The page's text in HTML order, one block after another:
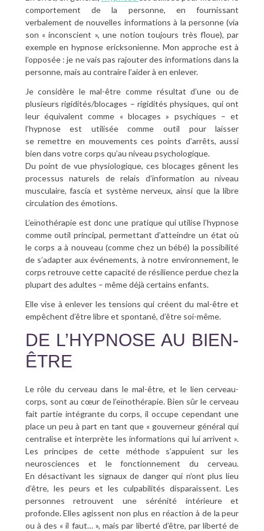
comportement de la personne, en fournissant
verbalement de nouvelles informations à la personne (via
son « inconscient », une notion toujours très floue), par
exemple en hypnose ericksonienne. Mon approche est à
l’opposée : je ne vais pas rajouter des informations dans la
personne, mais au contraire l’aider à en enlever.
Je considère le mal-être comme résultat d’une ou de
plusieurs rigidités/blocages – rigidités physiques, qui ont
leur équivalent comme « blocages » psychiques – et
l’hypnose est utilisée comme outil pour laisser
se remettre en mouvements ces points d’arrêts, aussi
bien dans votre corps qu’au niveau psychologique.
Du point de vue physiologique, ces blocages gênent les
processus naturels de relais d’information au niveau
musculaire, fascia et système nerveux, ainsi que la libre
circulation des émotions.
L’eïnothérapie est donc une pratique qui utilise l’hypnose
comme outil principal, permettant d’atteindre un état où
le corps a à nouveau (comme chez un bébé) la possibilité
de s’adapter aux événements, à notre environnement, le
corps retrouve cette capacité de résilience perdue chez la
plupart des adultes – même déjà certains enfants.
Elle vise à enlever les tensions qui créent du mal-être et
empêchent d’être libre et spontané, d’être soi-même.
DE L’HYPNOSE AU BIEN-
ÊTRE
Le rôle du cerveau dans le mal-être, et le lien cerveau-
corps, sont au cœur de l’eïnothérapie. Bien sûr le cerveau
fait partie intégrante du corps, il occupe cependant une
place un peu à part en tant que « gouverneur général qui
centralise et interprète les informations qui lui arrivent ».
Les principes de cette méthode s’appuient sur les
neurosciences et le fonctionnement du cerveau.
En désactivant les signaux de danger qui n’ont plus lieu
d’être, les peurs et les culpabilités disparaissent. Les
personnes retrouvent une sérénité intérieure et
profonde. Elles agissent non plus en réaction à de la peur
ou à des « il faut… », mais par liberté d’être, par liberté de